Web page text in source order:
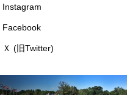
Instagram
Facebook
Ｘ (旧Twitter)